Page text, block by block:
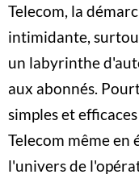
Telecom, la
intimidante,
un labyrinthe
aux abonnés.
simples et
Telecom même
l'univers de